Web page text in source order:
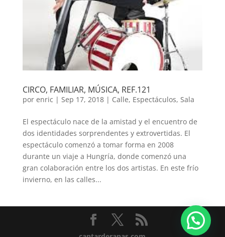
CIRCO, FAMILIAR, MÚSICA, REF.121
por enric | Sep 17, 2018| Calle, Espectáculos, Sala
El espectáculo nace de la amistad y el encuentro de
dos identidades sorprendentes y extrovertidas. El
espectáculo comenzó a tomar forma en 2008
durante un viaje a Hungría, donde comenzó una
gran colaboración entre los dos artistas. En este frío
invierno, en las calles...